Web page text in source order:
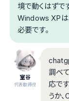
境で動くはずで
Windows XPは
必要です。
室谷
代表取締役
調べ
応で
うか